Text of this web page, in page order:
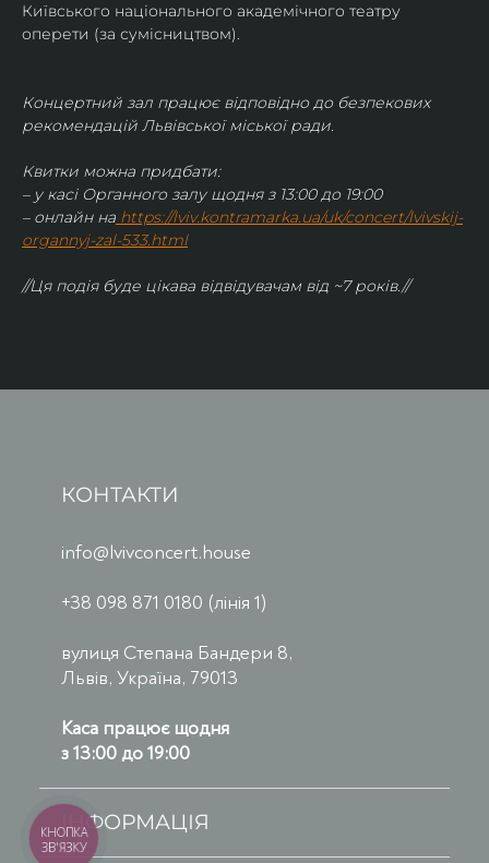
Київського національного академічного театру
оперети (за сумісництвом).
Концертний зал працює відповідно до безпекових
рекомендацій Львівської міської ради.
Квитки можна придбати:
– у касі Органного залу щодня з 13:00 до 19:00
– онлайн на https://lviv.kontramarka.ua/uk/concert/lvivskij-
organnyj-zal-533.html
//Ця подія буде цікава відвідувачам від ~7 років.//
КОНТАКТИ
info@lvivconcert.house
+38 098 871 0180 (лінія 1)
вулиця Степана Бандери 8,
Львів, Україна, 79013
Каса працює щодня
з 13:00 до 19:00
ІНФОРМАЦІЯ
КНОПКА
ЗВ'ЯЗКУ